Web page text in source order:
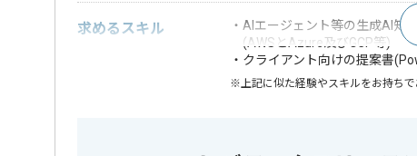
求めるスキル
・AIエージェント等の生成AI知
(AWSとAzure及びGCP等)
・クライアント向けの提案書
※上記に似た経験やスキルをお持ちで